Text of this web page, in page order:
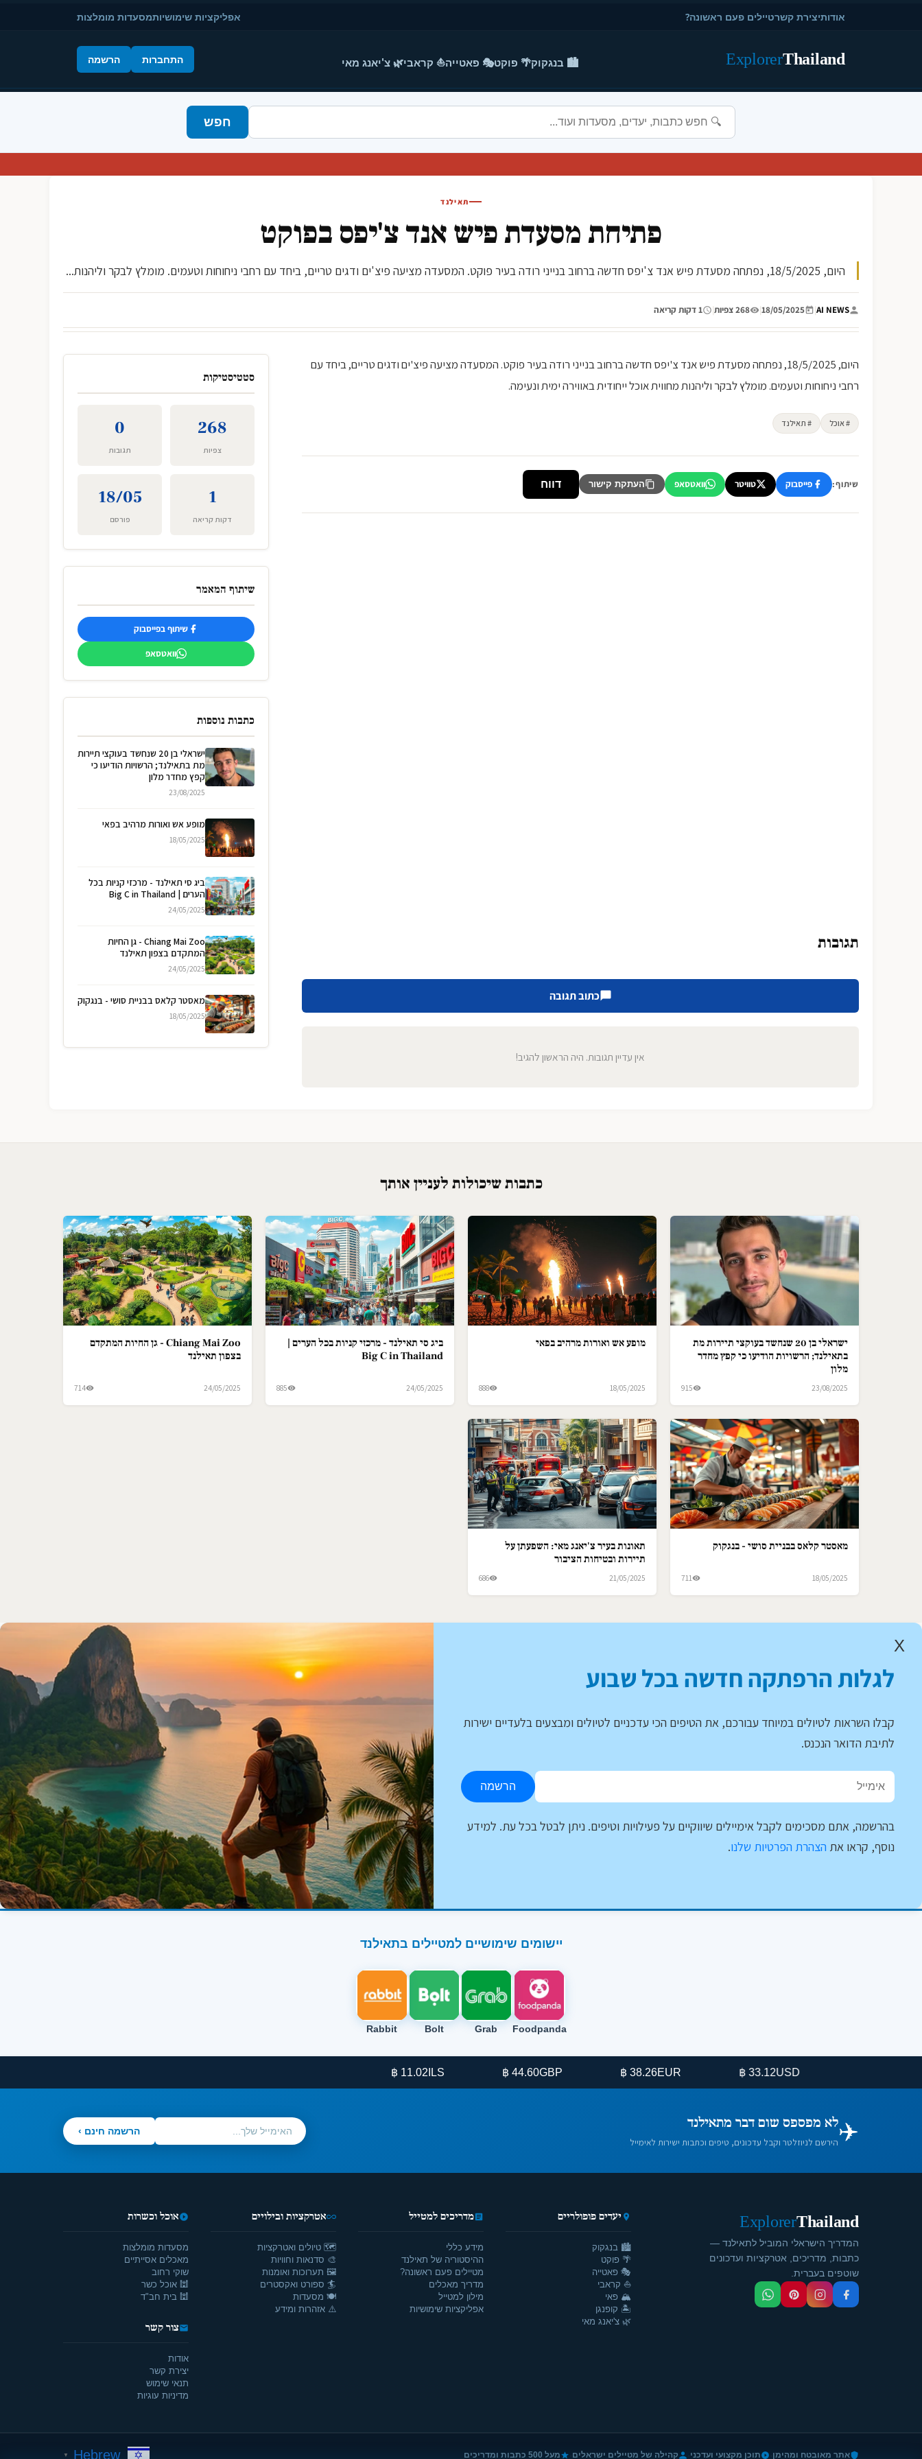
אודותיצירת קשרטיילים פעם ראשונה? אפליקציות שימושיותמסעדות מומלצות
Thailand
Explorer 🏙️ בנגקוק🌴 פוקט🎭 פאטייה⛵ קראבי🌿 צ'יאנג מאי התחברות הרשמה
חפש
תאילנד
פתיחת מסעדת פיש אנד צ'יפס בפוקט
היום, 18/5/2025, נפתחה מסעדת פיש אנד צ'יפס חדשה ברחוב בנייני רודה בעיר פוקט. המסעדה מציעה פיצ'ים ודגים טריים, ביחד עם רחבי ניחוחות וטעמים. מומלץ לבקר וליהנות...
AI NEWS
|
18/05/2025
| 268 צפיות | 1 דקות קריאה
היום, 18/5/2025, נפתחה מסעדת פיש אנד צ'יפס חדשה ברחוב בנייני רודה בעיר פוקט. המסעדה מציעה פיצ'ים ודגים טריים, ביחד עם
רחבי ניחוחות וטעמים. מומלץ לבקר וליהנות מחווית אוכל ייחודית באווירה ימית ונעימה.
# אוכל # תאילנד
שיתוף: פייסבוק טוויטר וואטסאפ העתקת קישור דווח
תגובות
כתוב תגובה
אין עדיין תגובות. היה הראשון להגיב!
סטטיסטיקות
268
צפיות
0
תגובות
1
דקות קריאה
18/05
פורסם
שיתוף המאמר
שיתוף בפייסבוק
וואטסאפ
כתבות נוספות
ישראלי בן 20 שנחשד בעוקצי תיירות
מת בתאילנד; הרשויות הודיעו כי
קפץ מחדר מלון
23/08/2025
מופע אש ואורות מרהיב בפאי
18/05/2025
ביג סי תאילנד - מרכזי קניות בכל
הערים | Big C in Thailand
24/05/2025
Chiang Mai Zoo - גן החיות
המתקדם בצפון תאילנד
24/05/2025
מאסטר קלאס בבניית סושי - בנגקוק
18/05/2025
כתבות שיכולות לעניין אותך
ישראלי בן 20 שנחשד בעוקצי תיירות מת
בתאילנד; הרשויות הודיעו כי קפץ מחדר
מלון
23/08/2025
915
מופע אש ואורות מרהיב בפאי
18/05/2025
888
ביג סי תאילנד - מרכזי קניות בכל הערים |
Big C in Thailand
24/05/2025
885
Chiang Mai Zoo - גן החיות המתקדם
בצפון תאילנד
24/05/2025
714
מאסטר קלאס בבניית סושי - בנגקוק
18/05/2025
711
תאונות בעיר צ'יאנג מאי: השפעתן על
תיירות ובטיחות הציבור
21/05/2025
686
X
לגלות הרפתקה חדשה בכל שבוע
קבלו השראות לטיולים במיוחד עבורכם, את הטיפים הכי עדכניים לטיולים ומבצעים בלעדיים ישירות
לתיבת הדואר הנכנס.
הרשמה
בהרשמה, אתם מסכימים לקבל אימיילים שיווקיים על פעילויות וטיפים. ניתן לבטל בכל עת. למידע
נוסף, קראו את הצהרת הפרטיות שלנו.
יישומים שימושיים למטיילים בתאילנד
Foodpanda
Grab
Bolt
Rabbit
USD
33.12 ฿
EUR
38.26 ฿
GBP
44.60 ฿
ILS
11.02 ฿
✈️לא מפספס שום דבר מתאילנד
הירשם לניוזלטר וקבל עדכונים, טיפים וכתבות ישירות לאימייל
הרשמה חינם ›
Thailand
Explorer
המדריך הישראלי המוביל לתאילנד —
כתבות, מדריכים, אטרקציות ועדכונים
שוטפים בעברית.
יעדים פופולריים
🏙️ בנגקוק
🌴 פוקט
🎭 פאטייה
⛵ קראבי
🏔️ פאי
🏝️ קופנגן
🌿 צ'יאנג מאי
מדריכים למטייל
מידע כללי
ההיסטוריה של תאילנד
מטיילים פעם ראשונה?
מדריך מאכלים
מילון למטייל
אפליקציות שימושיות
אטרקציות ובילויים
🗺️ טיולים ואטרקציות
🎨 סדנאות וחוויות
🖼️ תערוכות ואומנות
🏄 ספורט ואקסטרים
🍽️ מסעדות
⚠️ אזהרות ומידע
אוכל וכשרות
מסעדות מומלצות
מאכלים אסייתיים
שוקי רחוב
🕍 אוכל כשר
🕍 בית חב"ד
צור קשר
אודות
יצירת קשר
תנאי שימוש
מדיניות עוגיות
אתר מאובטח ומהימן תוכן מקצועי ועדכני קהילה של מטיילים ישראלים מעל 500 כתבות ומדריכים Hebrew
▼